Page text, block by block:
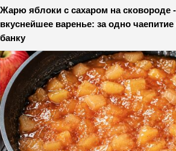
Жарю яблоки с сахаром на сковороде
вкуснейшее варенье: за одно
банку